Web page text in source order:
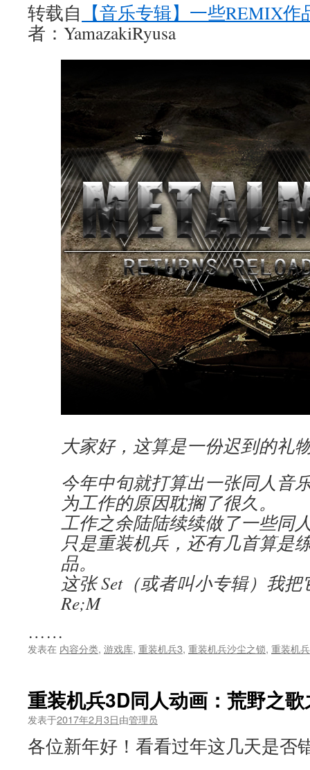
转载自 【音乐专辑】一些REMIX
者：YamazakiRyusa
大家好，这算是一份迟到的礼
今年中旬就打算出一张同人音
为工作的原因耽搁了很久。
工作之余陆陆续续做了一些同
只是重装机兵，还有几首算是
品。
这张 Set（或者叫小专辑）我把
Re;M
……
发表在 内容分类, 游戏库, 重装机兵3, 重装机兵沙尘之锁, 重装机
重装机兵3D同人动画：荒野之
发表于2017年2月3日由管理员
各位新年好！看看过年这几天是否